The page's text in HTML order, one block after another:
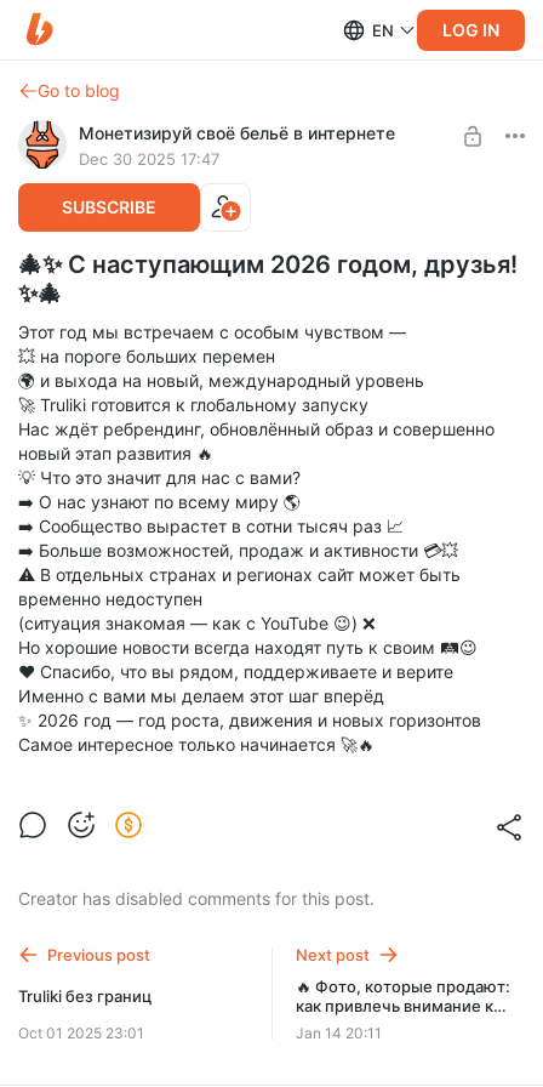
EN LOG IN
Go to blog
Монетизируй своё бельё в интернете
Dec 30 2025 17:47
SUBSCRIBE
🎄✨ С наступающим 2026 годом, друзья!
✨🎄
Этот год мы встречаем с особым чувством —
💥 на пороге больших перемен
🌍 и выхода на новый, международный уровень
🚀 Truliki готовится к глобальному запуску
Нас ждёт ребрендинг, обновлённый образ и совершенно
новый этап развития 🔥
💡 Что это значит для нас с вами?
➡️ О нас узнают по всему миру 🌎
➡️ Сообщество вырастет в сотни тысяч раз 📈
➡️ Больше возможностей, продаж и активности 💳💥
⚠️ В отдельных странах и регионах сайт может быть
временно недоступен
(ситуация знакомая — как с YouTube 😉) ❌
Но хорошие новости всегда находят путь к своим 🛤️😉
❤️ Спасибо, что вы рядом, поддерживаете и верите
Именно с вами мы делаем этот шаг вперёд
✨ 2026 год — год роста, движения и новых горизонтов
Самое интересное только начинается 🚀🔥
Creator has disabled comments for this post.
Previous post
Truliki без границ
Oct 01 2025 23:01
Next post
🔥 Фото, которые продают:
как привлечь внимание к
своему белью с первого
взгляда 👙📸
Jan 14 20:11